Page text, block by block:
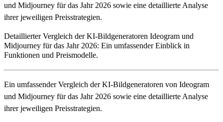
und Midjourney für das Jahr 2026 sowie eine detaillierte Analyse
ihrer jeweiligen Preisstrategien.
Detaillierter Vergleich der KI-Bildgeneratoren Ideogram und
Midjourney für das Jahr 2026: Ein umfassender Einblick in
Funktionen und Preismodelle.
Ein umfassender Vergleich der KI-Bildgeneratoren von Ideogram
und Midjourney für das Jahr 2026 sowie eine detaillierte Analyse
ihrer jeweiligen Preisstrategien.